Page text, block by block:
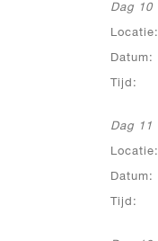
Dag 10
Locatie:
Datum:
Tijd:
Dag 11
Locatie:
Datum:
Tijd: